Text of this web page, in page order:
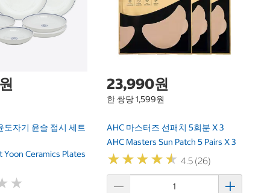
도자기 윤슬 접시 세트
Yoon Ceramics Plates
★
★
23,990원
한 쌍당 1,599원
AHC 마스터즈 선패치 5회분 X 3
AHC Masters Sun Patch 5 Pairs X 3
★★★★★
★★★★★ 4.5 (26)